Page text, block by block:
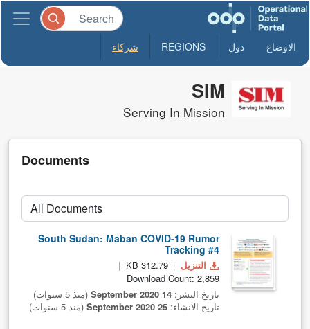
الاوضاع دول REGIONS شركاء
SIM
Serving In Mission
Documents
South Sudan: Maban COVID-19 Rumor
Tracking #4
التنزيل
312.79 KB
Download Count: 2,859
تاريخ النشر: 14 September 2020
(منذ 5 سنوات)
تاريخ الانشاء: 25 September 2020 (منذ 5 سنوات)